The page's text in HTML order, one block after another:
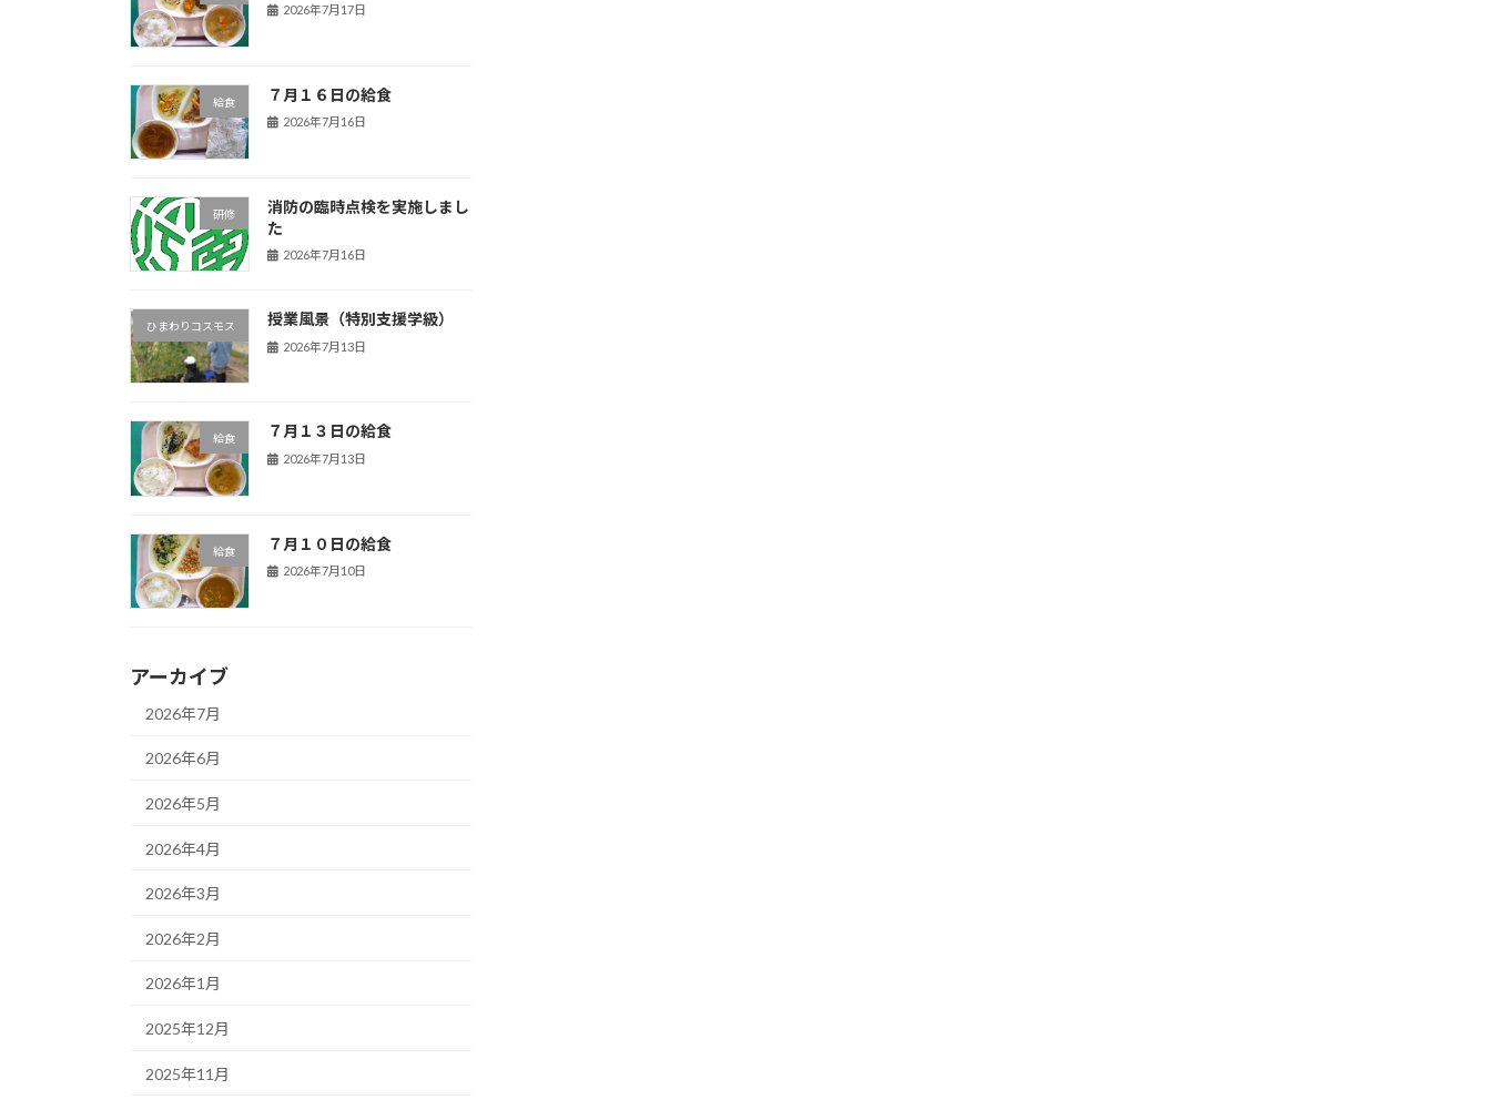
2026年7月17日
給食 ７月１６日の給食
2026年7月16日
研修
消防の臨時点検を実施しまし
た
2026年7月16日
ひまわりコスモス 授業風景（特別支援学級）
2026年7月13日
給食 ７月１３日の給食
2026年7月13日
給食 ７月１０日の給食
2026年7月10日
アーカイブ
2026年7月
2026年6月
2026年5月
2026年4月
2026年3月
2026年2月
2026年1月
2025年12月
2025年11月